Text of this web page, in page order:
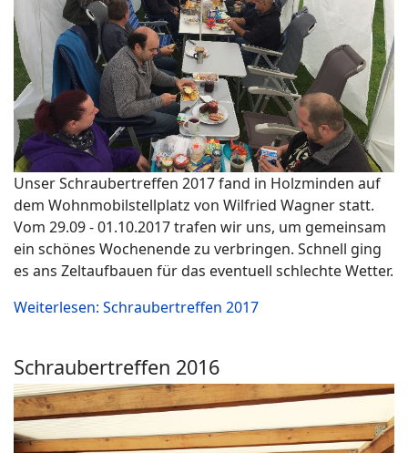
Unser Schraubertreffen 2017 fand in Holzminden auf
dem Wohnmobilstellplatz von Wilfried Wagner statt.
Vom 29.09 - 01.10.2017 trafen wir uns, um gemeinsam
ein schönes Wochenende zu verbringen. Schnell ging
es ans Zeltaufbauen für das eventuell schlechte Wetter.
Weiterlesen: Schraubertreffen 2017
Schraubertreffen 2016